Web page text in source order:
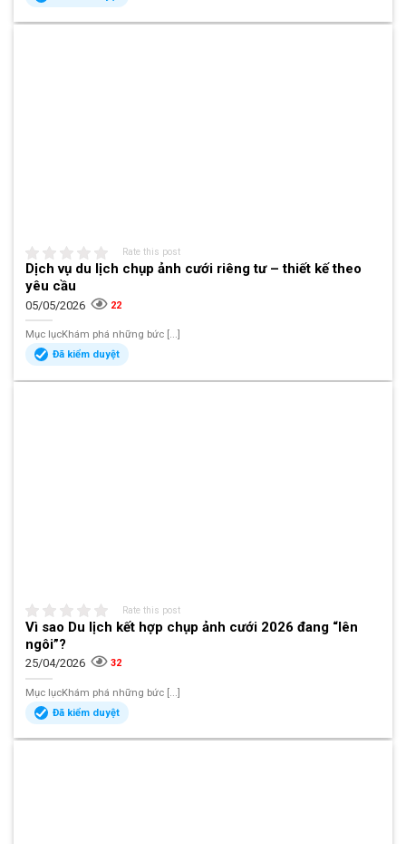
Rate this post
Dịch vụ du lịch chụp ảnh cưới riêng tư – thiết kế theo
yêu cầu
05/05/2026 22
Mục lụcKhám phá những bức [...]
Đã kiểm duyệt
Rate this post
Vì sao Du lịch kết hợp chụp ảnh cưới 2026 đang “lên
ngôi”?
25/04/2026 32
Mục lụcKhám phá những bức [...]
Đã kiểm duyệt